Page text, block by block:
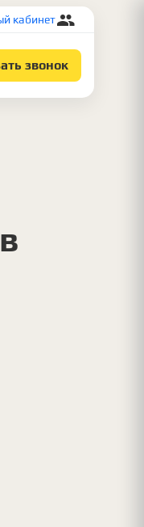
кабинет
звонок